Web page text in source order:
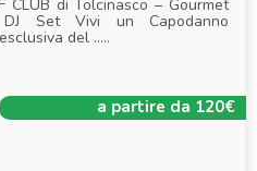
CLUB di Tolcinasco – Gourmet
Set Vivi un Capodanno
del .....
a partire da 120€